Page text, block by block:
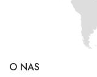
O NAS